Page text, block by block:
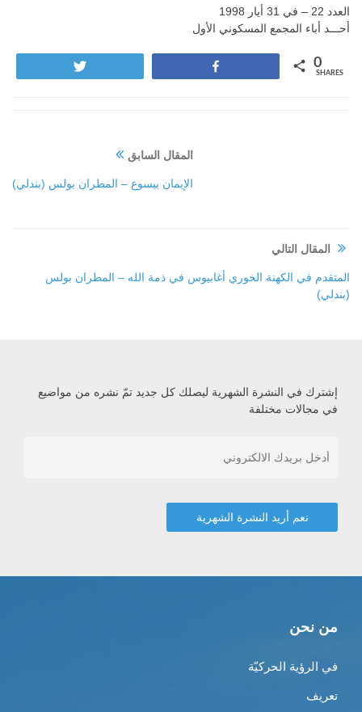
العدد 22 – في 31 أيار 1998
أحـــد أباء المجمع المسكوني الأول
0
SHARES
المقال السابق
الإيمان بيسوع – المطران بولس (بندلي)
المقال التالي
المتقدم في الكهنة الخوري أغابيوس في ذمة الله – المطران بولس
(بندلي)
إشترك في النشرة الشهرية ليصلك كل جديد تمّ نشره من مواضيع
في مجالات مختلفة
من نحن
في الرؤية الحركيّة
تعريف